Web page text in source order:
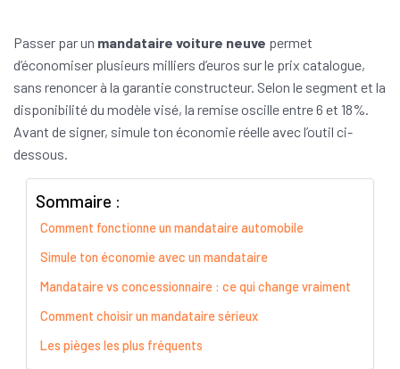
Passer par un mandataire voiture neuve permet
d’économiser plusieurs milliers d’euros sur le prix catalogue,
sans renoncer à la garantie constructeur. Selon le segment et la
disponibilité du modèle visé, la remise oscille entre 6 et 18%.
Avant de signer, simule ton économie réelle avec l’outil ci-
dessous.
Sommaire :
Comment fonctionne un mandataire automobile
Simule ton économie avec un mandataire
Mandataire vs concessionnaire : ce qui change vraiment
Comment choisir un mandataire sérieux
Les pièges les plus fréquents